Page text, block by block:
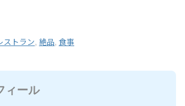
ストラン, 絶品, 食事
ィール